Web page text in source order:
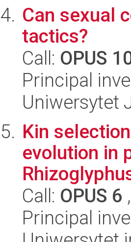
Can sexual
tactics?
Call: OPUS
Principal
Uniwersytet
Kin
evolution in
Call: OPUS 6
Principal